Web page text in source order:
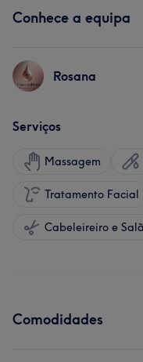
Conhece a equipa
Rosana
Serviços
Massagem
Tratamento Facial
Comodidades